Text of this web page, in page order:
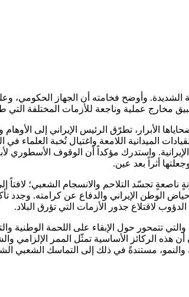
الشديدة. وأوضح فخامته أن الجهاز الحكومي،
مخارج عملية وناجعة للأزمات المختلفة
يوماً المفروضة وإجلالاً للأرواح الطاهرة لضحاياها الأبرار، تطرّق
الميدانية اللامعة واغتيال نُخبة العلماء في
واستدرك مؤكداً أن الوقوف الأسطوري
أثراً بعد عين.
تجسّد التلاحم والانسجام الشعبي؛ لافتاً
الوطن الإيراني والدفاع عن كرامته. وجدد
لاقتلاع جذور الأزمات التي تؤرق البلاد.
تتمحور حول الإبقاء على اللحمة الوطنية
هذه الركائز الأساسية تمثّل الممر الإلزامي
والنمو، مستندةً في ذلك إلى التماسك الشعبي